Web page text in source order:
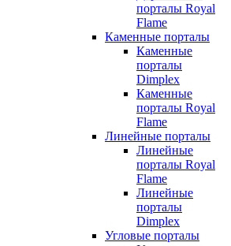
порталы Royal
Flame
Каменные порталы
Каменные
порталы
Dimplex
Каменные
порталы Royal
Flame
Линейные порталы
Линейные
порталы Royal
Flame
Линейные
порталы
Dimplex
Угловые порталы